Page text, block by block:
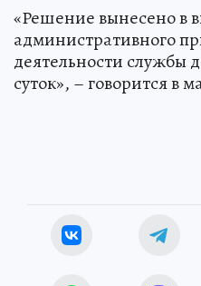
«Решение вынесено в
административного
деятельности службы
суток», – говорится в